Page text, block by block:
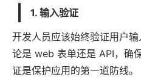
1. 输入验证
开发人员应该始终验证用户
论是 web 表单还是 API，确
证是保护应用的第一道防线。